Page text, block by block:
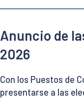
Anuncio de
2026
Con los Puestos de
presentarse a las